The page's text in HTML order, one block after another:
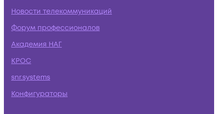
Новости телекоммуникаций
Форум профессионалов
Академия НАГ
КРОС
snr.systems
Конфигураторы